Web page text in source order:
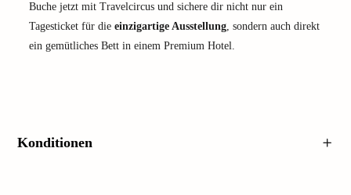
Buche jetzt mit Travelcircus und sichere dir nicht nur ein
Tagesticket für die einzigartige Ausstellung, sondern auch direkt
ein gemütliches Bett in einem Premium Hotel.
Konditionen